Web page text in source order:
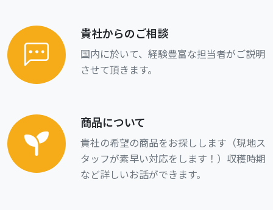
貴社からのご相談
国内に於いて、経験豊富な担当者がご説明
させて頂きます。
商品について
貴社の希望の商品をお探しします（現地ス
タッフが素早い対応をします！）収穫時期
など詳しいお話ができます。